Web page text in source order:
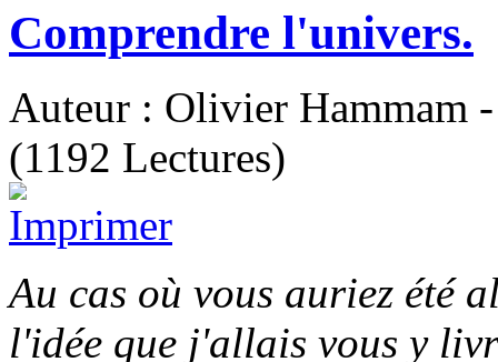
Comprendre l'univers.
Auteur : Olivier Hammam
(1192 Lectures)
Au cas où vous auriez été
l'idée que j'allais vous y